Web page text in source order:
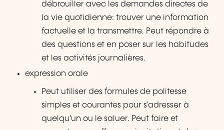
débrouiller avec les demandes directes de
la vie quotidienne: trouver une information
factuelle et la transmettre. Peut répondre à
des questions et en poser sur les habitudes
et les activités journalières.
expression orale
Peut utiliser des formules de politesse
simples et courantes pour s'adresser à
quelqu'un ou le saluer. Peut faire et